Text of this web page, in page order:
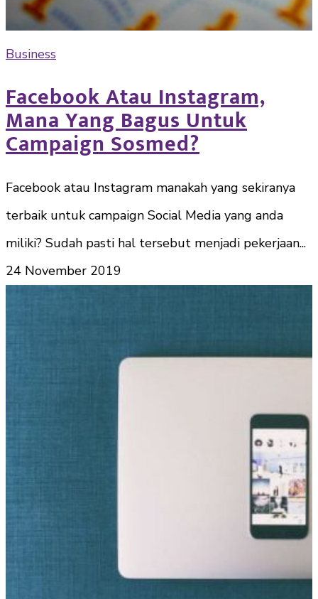
Business
Facebook Atau Instagram,
Mana Yang Bagus Untuk
Campaign Sosmed?
Facebook atau Instagram manakah yang sekiranya
terbaik untuk campaign Social Media yang anda
miliki? Sudah pasti hal tersebut menjadi pekerjaan...
24 November 2019